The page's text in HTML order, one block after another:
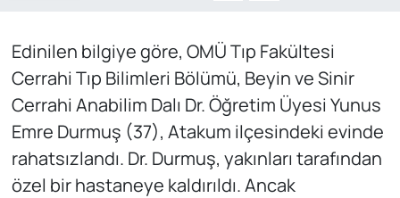
Edinilen bilgiye göre, OMÜ Tıp Fakültesi
Cerrahi Tıp Bilimleri Bölümü, Beyin ve Sinir
Cerrahi Anabilim Dalı Dr. Öğretim Üyesi Yunus
Emre Durmuş (37), Atakum ilçesindeki evinde
rahatsızlandı. Dr. Durmuş, yakınları tarafından
özel bir hastaneye kaldırıldı. Ancak
Yerel